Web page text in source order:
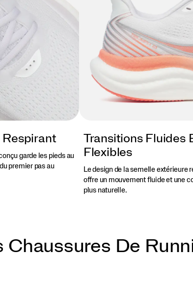
garde les pieds au
premier pas au
Transitions Fluides
Flexibles
Le design de la semelle extérieure
offre un mouvement fluide et une
plus naturelle.
De